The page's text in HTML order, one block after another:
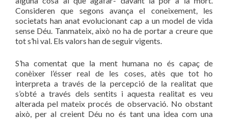
Consideren que segons avança el coneixement, les
societats han anat evolucionant cap a un model de vida
sense Déu. Tanmateix, això no ha de portar a creure que
tot s’hi val. Els valors han de seguir vigents.
S’ha comentat que la ment humana no és capaç de
conèixer l’ésser real de les coses, atès que tot ho
interpreta a través de la percepció de la realitat que
s’obté a través dels sentits i aquesta realitat es veu
alterada pel mateix procés de observació. No obstant
això, per al creient Déu no és tant una idea com una